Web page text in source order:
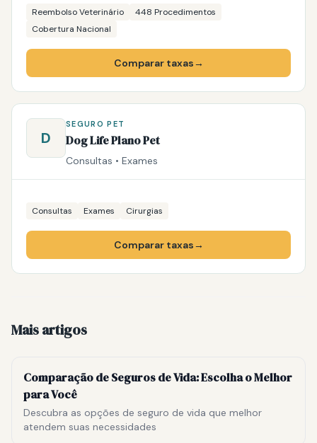
Reembolso Veterinário
448 Procedimentos
Cobertura Nacional
Comparar taxas→
D
SEGURO PET
Dog Life Plano Pet
Consultas • Exames
Consultas Exames Cirurgias
Comparar taxas→
Mais artigos
Comparação de Seguros de Vida: Escolha o Melhor
para Você
Descubra as opções de seguro de vida que melhor
atendem suas necessidades